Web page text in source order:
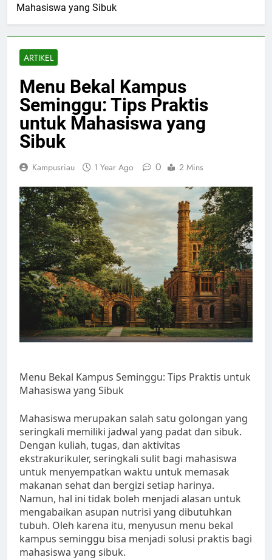
Mahasiswa yang Sibuk
ARTIKEL
Menu Bekal Kampus
Seminggu: Tips Praktis
untuk Mahasiswa yang
Sibuk
Kampusriau 1 Year Ago 0 2 Mins
Menu Bekal Kampus Seminggu: Tips Praktis untuk
Mahasiswa yang Sibuk
Mahasiswa merupakan salah satu golongan yang
seringkali memiliki jadwal yang padat dan sibuk.
Dengan kuliah, tugas, dan aktivitas
ekstrakurikuler, seringkali sulit bagi mahasiswa
untuk menyempatkan waktu untuk memasak
makanan sehat dan bergizi setiap harinya.
Namun, hal ini tidak boleh menjadi alasan untuk
mengabaikan asupan nutrisi yang dibutuhkan
tubuh. Oleh karena itu, menyusun menu bekal
kampus seminggu bisa menjadi solusi praktis bagi
mahasiswa yang sibuk.